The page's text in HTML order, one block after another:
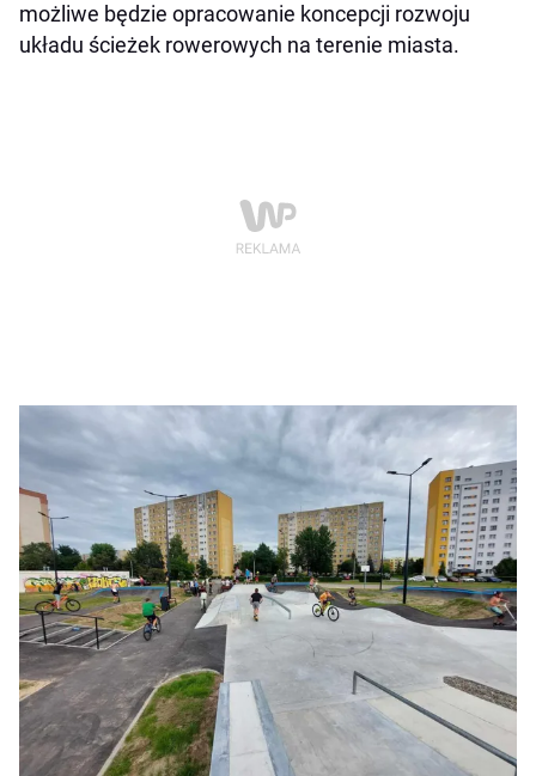
możliwe będzie opracowanie koncepcji rozwoju
układu ścieżek rowerowych na terenie miasta.